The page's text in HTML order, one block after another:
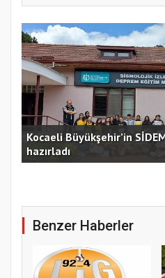
Kocaeli Büyükşehir’in
hazırladı
Benzer Haberler